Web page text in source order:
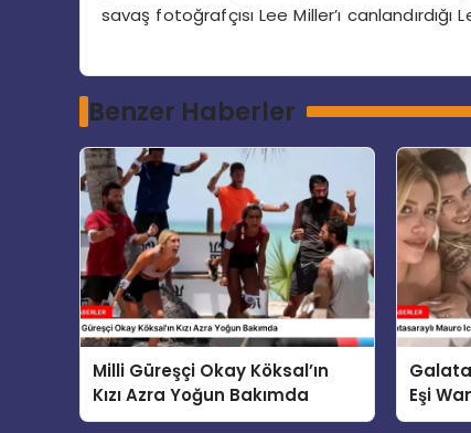
savaş fotoğrafçısı Lee Miller’ı
Benzer Haberler
Milli Güreşçi Okay Köksal’ın
Kızı Azra Yoğun Bakımda
Eşi